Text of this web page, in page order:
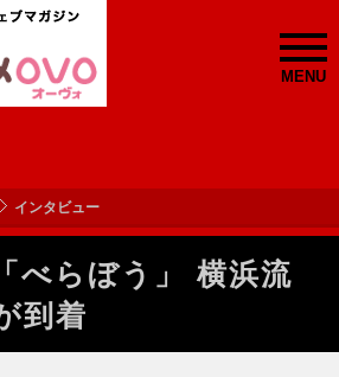
MENU
インタビュー
べらぼう」 横浜流
到着